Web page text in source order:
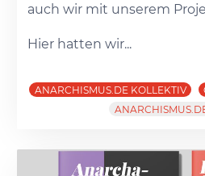
auch wir mit unserem
Hier hatten wir...
ANARCHISMUS.DE KOLLEKTIV